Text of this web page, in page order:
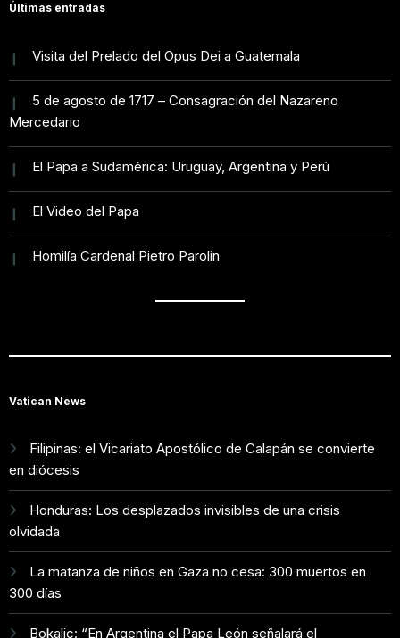
Últimas entradas
Visita del Prelado del Opus Dei a Guatemala
5 de agosto de 1717 – Consagración del Nazareno
Mercedario
El Papa a Sudamérica: Uruguay, Argentina y Perú
El Video del Papa
Homilía Cardenal Pietro Parolin
Vatican News
Filipinas: el Vicariato Apostólico de Calapán se convierte
en diócesis
Honduras: Los desplazados invisibles de una crisis
olvidada
La matanza de niños en Gaza no cesa: 300 muertos en
300 días
Bokalic: “En Argentina el Papa León señalará el